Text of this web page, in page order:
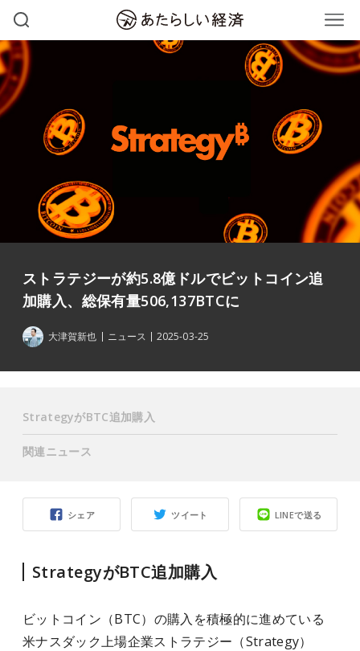
ストラテジーが約5.8億ドルでビットコイン追
加購入、総保有量506,137BTCに
大津賀新也 ニュース 2025-03-25
シェア ツイート LINEで送る
StrategyがBTC追加購入
ビットコイン（BTC）の購入を積極的に進めている
米ナスダック上場企業ストラテジー（Strategy）
StrategyがBTC追加購入
関連ニュース